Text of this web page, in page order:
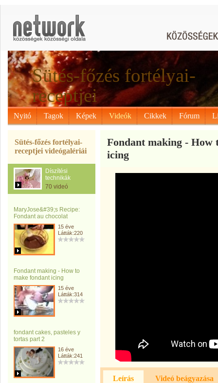
Sütés-főzés fortélyai-
receptjei
Nyitó Tagok Képek Videók Cikkek Fórum
Sütés-főzés fortélyai-
receptjei videógalériái
Díszítési
technikák
70 videó
MaryJose&#39;s Recipe:
Fondant au chocolat
15 éve
Látták:220
Fondant making - How to
make fondant icing
15 éve
Látták:314
fondant cakes, pasteles y
tortas part 2
16 éve
Látták:241
Fondant making - How
icing
Leírás Videó beágyazása